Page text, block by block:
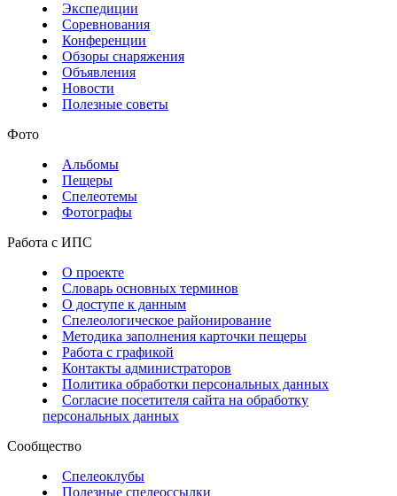
Экспедиции
Соревнования
Конференции
Обзоры снаряжения
Объявления
Новости
Полезные советы
Фото
Альбомы
Пещеры
Спелеотемы
Фотографы
Работа с ИПС
О проекте
Словарь основных терминов
О доступе к данным
Спелеологическое районирование
Методика заполнения карточки пещеры
Работа с графикой
Контакты администраторов
Политика обработки персональных данных
Согласие посетителя сайта на обработку
персональных данных
Сообщество
Спелеоклубы
Полезные спелеоссылки